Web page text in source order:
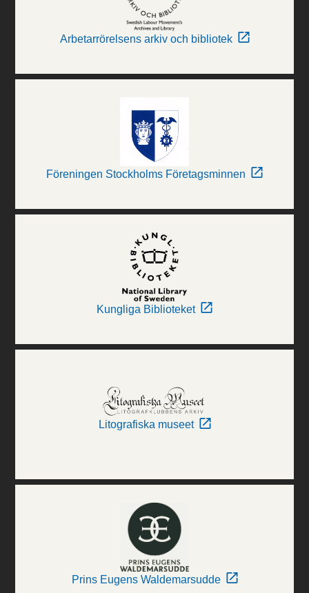
Arbetarrörelsens arkiv och bibliotek
Föreningen Stockholms Företagsminnen
Kungliga Biblioteket
Litografiska museet
Prins Eugens Waldemarsudde